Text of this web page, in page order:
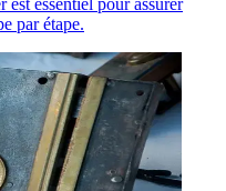
est essentiel pour assurer
par étape.